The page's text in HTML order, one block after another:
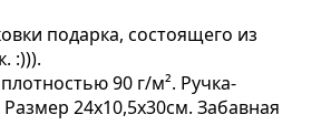
подарка, состоящего из
:))).
90 г/м². Ручка-
24х10,5х30см. Забавная